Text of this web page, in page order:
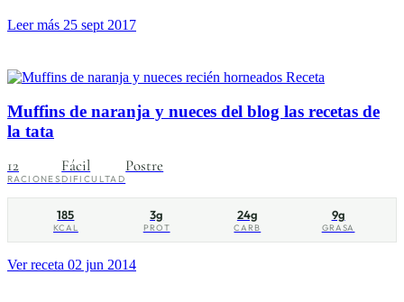
Leer más 25 sept 2017
Receta
Muffins de naranja y nueces del blog las recetas de
la tata
12
RACIONES
Fácil
DIFICULTAD
Postre
185
KCAL
3g
PROT
24g
CARB
9g
GRASA
Ver receta 02 jun 2014